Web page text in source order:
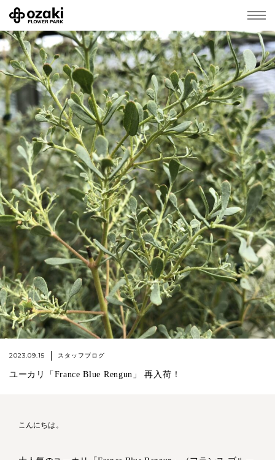
2023.09.15 スタッフブログ
ユーカリ「France Blue Rengun」 再入荷！
こんにちは。